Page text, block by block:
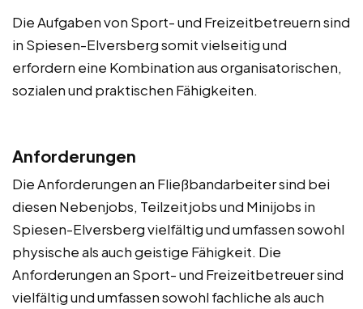
Die Aufgaben von Sport- und Freizeitbetreuern sind
in Spiesen-Elversberg somit vielseitig und
erfordern eine Kombination aus organisatorischen,
sozialen und praktischen Fähigkeiten.
Anforderungen
Die Anforderungen an Fließbandarbeiter sind bei
diesen Nebenjobs, Teilzeitjobs und Minijobs in
Spiesen-Elversberg vielfältig und umfassen sowohl
physische als auch geistige Fähigkeit. Die
Anforderungen an Sport- und Freizeitbetreuer sind
vielfältig und umfassen sowohl fachliche als auch